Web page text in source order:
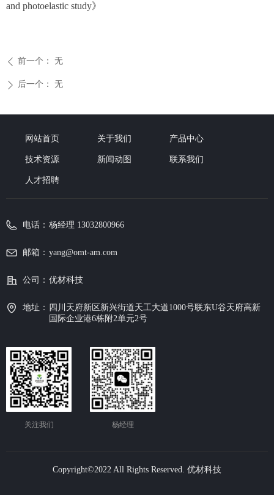
and photoelastic study》
ꄴ 前一个： 无
ꄲ 后一个： 无
Copyright©2022 All Rights Reserved. 优材科技
关注我们 杨经理
电话： 杨经理 13032800966
邮箱： yang@omt-am.com
公司： 优材科技
地址： 四川天府新区新兴街道天工大道1000号联东U谷天府高新
国际企业港6栋附2单元2号
网站首页 关于我们 产品中心
技术资源 新闻动图 联系我们
人才招聘